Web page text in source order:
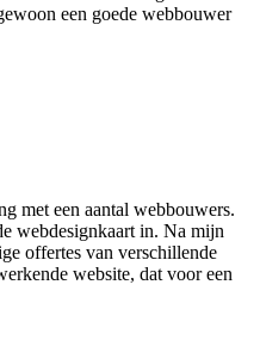
een goede webbouwer
met een aantal webbouwers.
webdesignkaart in. Na mijn
offertes van verschillende
website, dat voor een